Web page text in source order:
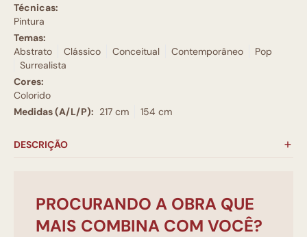
Técnicas:
Pintura
Temas:
Abstrato
Clássico Conceitual Contemporâneo
Pop
Surrealista
Cores:
Colorido
Medidas (A/L/P): 217 cm 154 cm
DESCRIÇÃO
PROCURANDO A OBRA QUE
MAIS COMBINA COM VOCÊ?